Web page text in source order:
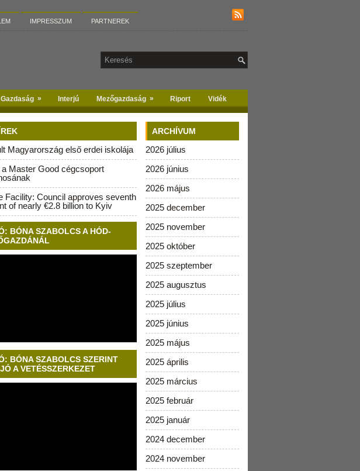
IMPRESSZUM PARTNEREK
Gazdaság » Interjú Mezőgazdaság » Riport Vidék
Magyarország első erdei iskolája
Master Good cégcsoport
Facility: Council approves seventh
of nearly €2.8 billion to Kyiv
BÓNA SZABOLCS A HÓD-
BÓNA SZABOLCS SZERINT
A VETÉSSZERKEZET
ARCHÍVUM
2026 július
2026 június
2026 május
2025 december
2025 november
2025 október
2025 szeptember
2025 augusztus
2025 július
2025 június
2025 május
2025 április
2025 március
2025 február
2025 január
2024 december
2024 november